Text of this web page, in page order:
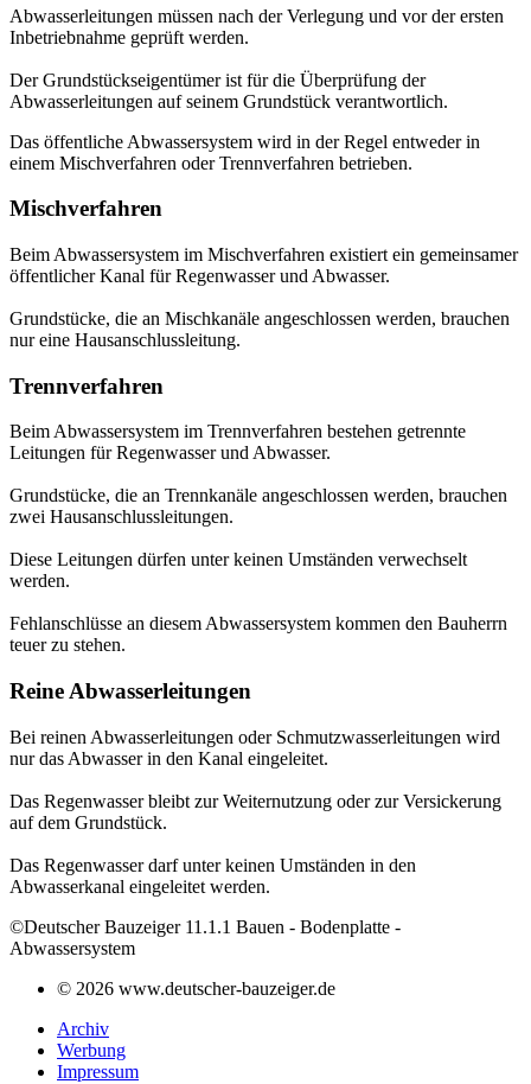
Abwasserleitungen müssen nach der Verlegung und vor der ersten
Inbetriebnahme geprüft werden.
Der Grundstückseigentümer ist für die Überprüfung der
Abwasserleitungen auf seinem Grundstück verantwortlich.
Das öffentliche Abwassersystem wird in der Regel entweder in
einem Mischverfahren oder Trennverfahren betrieben.
Mischverfahren
Beim Abwassersystem im Mischverfahren existiert ein gemeinsamer
öffentlicher Kanal für Regenwasser und Abwasser.
Grundstücke, die an Mischkanäle angeschlossen werden, brauchen
nur eine Hausanschlussleitung.
Trennverfahren
Beim Abwassersystem im Trennverfahren bestehen getrennte
Leitungen für Regenwasser und Abwasser.
Grundstücke, die an Trennkanäle angeschlossen werden, brauchen
zwei Hausanschlussleitungen.
Diese Leitungen dürfen unter keinen Umständen verwechselt
werden.
Fehlanschlüsse an diesem Abwassersystem kommen den Bauherrn
teuer zu stehen.
Reine Abwasserleitungen
Bei reinen Abwasserleitungen oder Schmutzwasserleitungen wird
nur das Abwasser in den Kanal eingeleitet.
Das Regenwasser bleibt zur Weiternutzung oder zur Versickerung
auf dem Grundstück.
Das Regenwasser darf unter keinen Umständen in den
Abwasserkanal eingeleitet werden.
©Deutscher Bauzeiger 11.1.1 Bauen - Bodenplatte -
Abwassersystem
© 2026 www.deutscher-bauzeiger.de
Archiv
Werbung
Impressum